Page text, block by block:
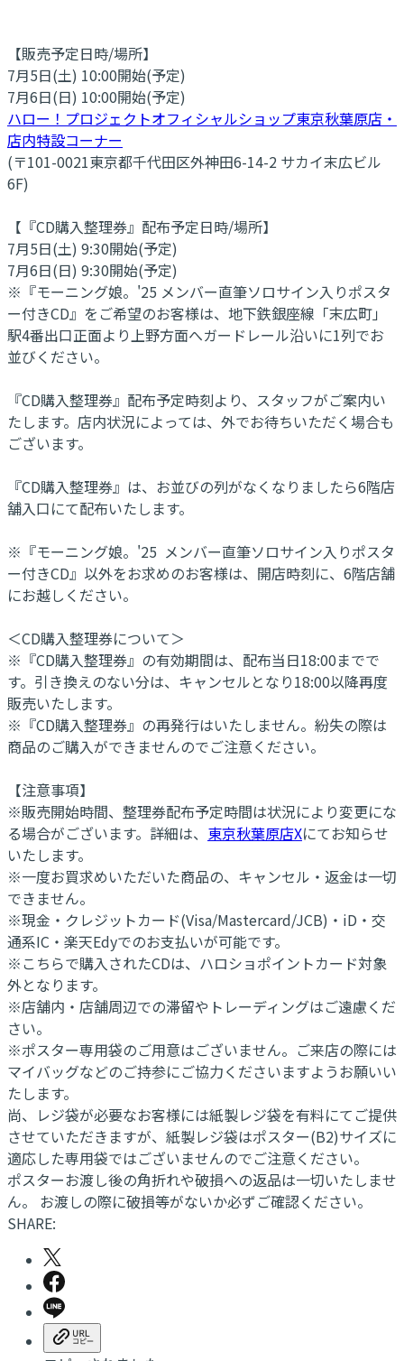
【販売予定日時/場所】
7月5日(土) 10:00開始(予定)
7月6日(日) 10:00開始(予定)
ハロー！プロジェクトオフィシャルショップ東京秋葉原店・
店内特設コーナー
(〒101-0021東京都千代田区外神田6-14-2 サカイ末広ビル
6F)
【『CD購入整理券』配布予定日時/場所】
7月5日(土) 9:30開始(予定)
7月6日(日) 9:30開始(予定)
※『モーニング娘。'25 メンバー直筆ソロサイン入りポスタ
ー付きCD』をご希望のお客様は、地下鉄銀座線「末広町」
駅4番出口正面より上野方面へガードレール沿いに1列でお
並びください。
『CD購入整理券』配布予定時刻より、スタッフがご案内い
たします。店内状況によっては、外でお待ちいただく場合も
ございます。
『CD購入整理券』は、お並びの列がなくなりましたら6階店
舗入口にて配布いたします。
※『モーニング娘。'25 メンバー直筆ソロサイン入りポスタ
ー付きCD』以外をお求めのお客様は、開店時刻に、6階店舗
にお越しください。
＜CD購入整理券について＞
※『CD購入整理券』の有効期間は、配布当日18:00までで
す。引き換えのない分は、キャンセルとなり18:00以降再度
販売いたします。
※『CD購入整理券』の再発行はいたしません。紛失の際は
商品のご購入ができませんのでご注意ください。
【注意事項】
※販売開始時間、整理券配布予定時間は状況により変更にな
る場合がございます。詳細は、 東京秋葉原店Xにてお知らせ
いたします。
※一度お買求めいただいた商品の、キャンセル・返金は一切
できません。
※現金・クレジットカード(Visa/Mastercard/JCB)・iD・交
通系IC・楽天Edyでのお支払いが可能です。
※こちらで購入されたCDは、ハロショポイントカード対象
外となります。
※店舗内・店舗周辺での滞留やトレーディングはご遠慮くだ
さい。
※ポスター専用袋のご用意はございません。ご来店の際には
マイバッグなどのご持参にご協力くださいますようお願いい
たします。
尚、レジ袋が必要なお客様には紙製レジ袋を有料にてご提供
させていただきますが、紙製レジ袋はポスター(B2)サイズに
適応した専用袋ではございませんのでご注意ください。
ポスターお渡し後の角折れや破損への返品は一切いたしませ
ん。 お渡しの際に破損等がないか必ずご確認ください。
SHARE: